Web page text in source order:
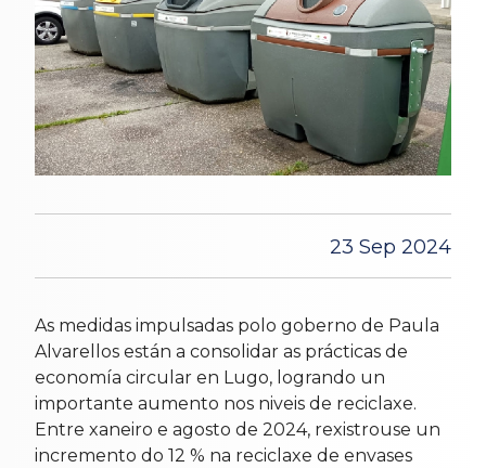
23 Sep 2024
As medidas impulsadas polo goberno de Paula
Alvarellos están a consolidar as prácticas de
economía circular en Lugo, logrando un
importante aumento nos niveis de reciclaxe.
Entre xaneiro e agosto de 2024, rexistrouse un
incremento do 12 % na reciclaxe de envases